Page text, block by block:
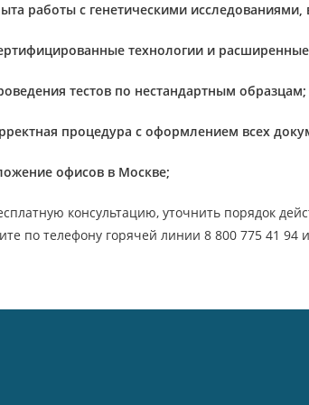
работы с генетическими
технологии и
тестов по нестандартным образцам;
процедура с оформлением всех
офисов в Москве;
консультацию, уточнить порядок
по телефону горячей линии 8 800 775 41 94